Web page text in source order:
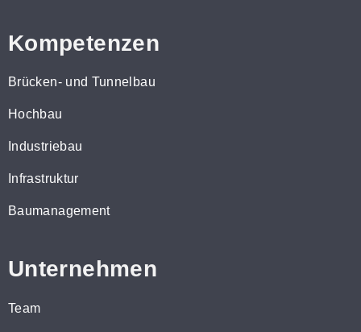
Kompetenzen
Brücken- und Tunnelbau
Hochbau
Industriebau
Infrastruktur
Baumanagement
Unternehmen
Team